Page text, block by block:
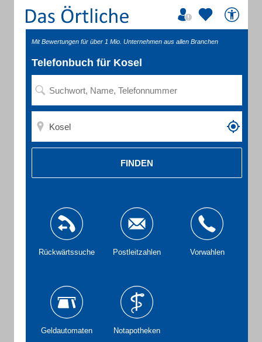
Mit Bewertungen für über 1 Mio. Unternehmen aus allen Branchen
Telefonbuch für Kosel
FINDEN
Rückwärtssuche Postleitzahlen Vorwahlen
Geldautomaten Notapotheken